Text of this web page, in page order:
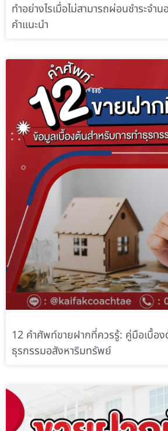
ทำอย่างไรเมื่อไม่สามารถผ่อนชำระจำ
คำแนะนำ
12 คำศัพท์ขายฝากที่ควรรู้: คู่มือเบื้อง
ธุรกรรมอสังหาริมทรัพย์